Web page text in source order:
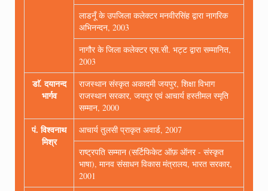
लाडनूँ के उपजिला कलेक्टर मनवीरसिंह द्वारा नागरिक
अभिनन्दन, 2003
नागौर के जिला कलेक्टर एस.सी. भट्ट द्वारा सम्मानित,
2003
डाॅ. दयानन्द
भार्गव
राजस्थान संस्कृत अकादमी जयपुर, शिक्षा विभाग
राजस्थान सरकार, जयपुर एवं आचार्य हस्तीमल स्मृति
सम्मान, 2000
पं. विश्वनाथ
मिश्र
आचार्य तुलसी प्राकृत अवार्ड, 2007
राष्ट्रपति सम्मान (सर्टिफिकेट ऑफ़ ऑनर - संस्कृत
भाषा), मानव संसाधन विकास मंत्रालय, भारत सरकार,
2001